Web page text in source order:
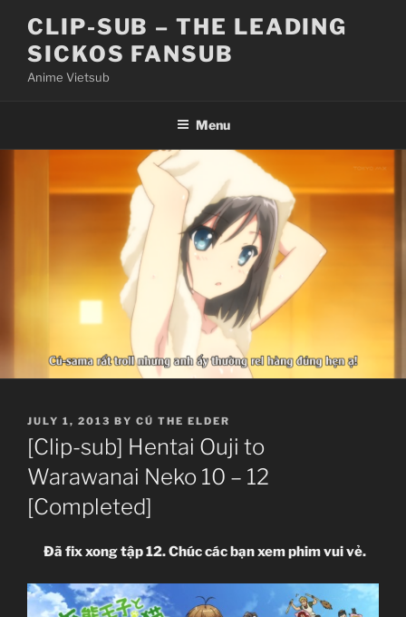
content
CLIP-SUB – THE LEADING
SICKOS FANSUB
Anime Vietsub
Menu
POSTED
ON
JULY 1, 2013 BY CÚ THE ELDER
[Clip-sub] Hentai Ouji to
Warawanai Neko 10 – 12
[Completed]
Đã fix xong tập 12. Chúc các bạn xem phim vui vẻ.